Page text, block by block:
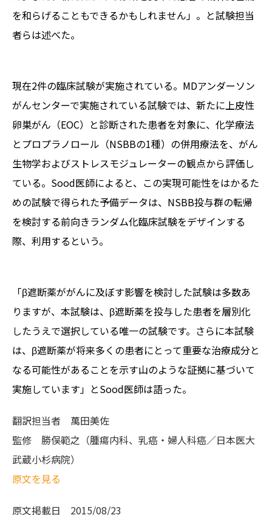
を和らげることもできるかもしれません」。と試験担当
者らは述べた。
現在2件の臨床試験が実施されている。MDアンダーソン
がんセンターで実施されている試験では、新たに上皮性
卵巣がん（EOC）と診断された患者を対象に、化学療法
とプロプラノロール（NSBBの1種）の併用療法を、がん
生物学およびストレスモジュレーターの観点から評価し
ている。Sood医師によると、この実現可能性をはかるた
めの試験で得られた予備データは、NSBB投与群の転帰
を検討する前向きランダム化臨床試験をデザインする
際、利用するという。
「β遮断薬ががんに及ぼす影響を検討した試験は多数あ
りますが、本試験は、β遮断薬を投与した患者を層別化
したうえで選択している唯一の試験です。さらに本試験
は、β遮断薬が将来多くの患者にとって重要な治療成分と
なる可能性があることを示す山のような証拠に基づいて
実施しています」とSood医師は語った。
翻訳担当者 萬田美佐
監修 勝俣範之（腫瘍内科、乳癌・婦人科癌／日本医大
武蔵小杉病院）
原文を見る
原文掲載日 2015/08/23